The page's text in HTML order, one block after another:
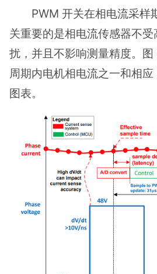
PWM 开关在相电流采样
关重要的是相电流传感器不
扰，并且不影响测量精度。
周期内电机相电流之一和相
图表。